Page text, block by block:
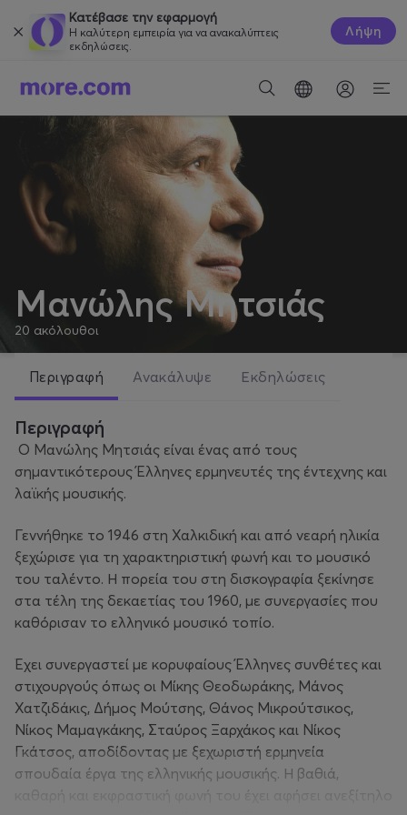
Κατέβασε την εφαρμογή
Η καλύτερη εμπειρία για να ανακαλύπτεις
εκδηλώσεις.
Λήψη
Μανώλης Μητσιάς
20 ακόλουθοι
Περιγραφή Ανακάλυψε Εκδηλώσεις
Περιγραφή
Ο Μανώλης Μητσιάς είναι ένας από τους
σημαντικότερους Έλληνες ερμηνευτές της έντεχνης και
λαϊκής μουσικής.
Γεννήθηκε το 1946 στη Χαλκιδική και από νεαρή ηλικία
ξεχώρισε για τη χαρακτηριστική φωνή και το μουσικό
του ταλέντο. Η πορεία του στη δισκογραφία ξεκίνησε
στα τέλη της δεκαετίας του 1960, με συνεργασίες που
καθόρισαν το ελληνικό μουσικό τοπίο.
Έχει συνεργαστεί με κορυφαίους Έλληνες συνθέτες και
στιχουργούς όπως οι Μίκης Θεοδωράκης, Μάνος
Χατζιδάκις, Δήμος Μούτσης, Θάνος Μικρούτσικος,
Νίκος Μαμαγκάκης, Σταύρος Ξαρχάκος και Νίκος
Γκάτσος, αποδίδοντας με ξεχωριστή ερμηνεία
σπουδαία έργα της ελληνικής μουσικής. Η βαθιά,